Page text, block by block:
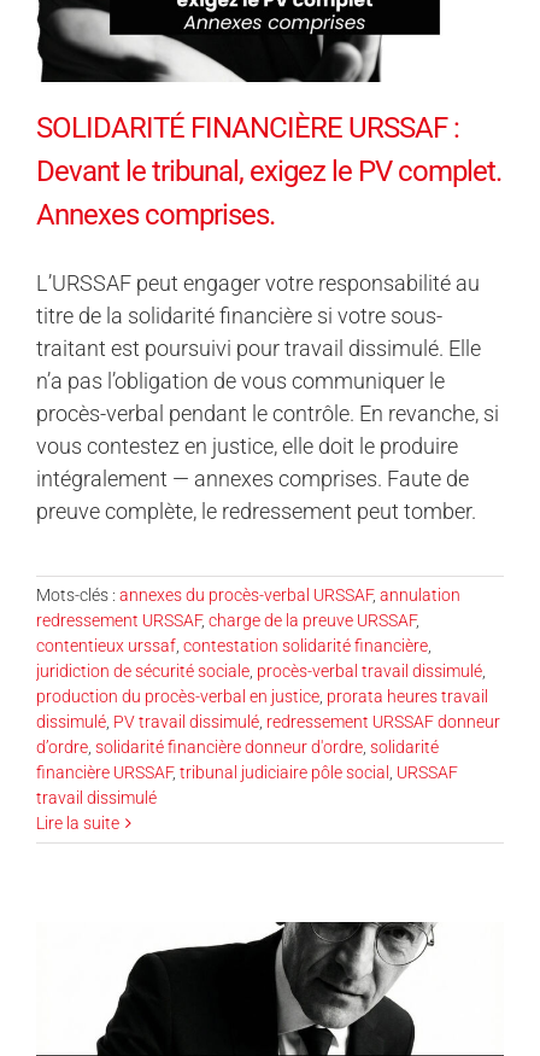
SOLIDARITÉ FINANCIÈRE URSSAF :
Devant le tribunal, exigez le PV complet.
Annexes comprises.
L’URSSAF peut engager votre responsabilité au
titre de la solidarité financière si votre sous-
traitant est poursuivi pour travail dissimulé. Elle
n’a pas l’obligation de vous communiquer le
procès-verbal pendant le contrôle. En revanche, si
vous contestez en justice, elle doit le produire
intégralement — annexes comprises. Faute de
preuve complète, le redressement peut tomber.
Mots-clés : annexes du procès-verbal URSSAF, annulation
redressement URSSAF, charge de la preuve URSSAF,
contentieux urssaf contestation solidarité financière
juridiction de sécurité sociale procès-verbal travail dissimulé
production du procès-verbal en justice prorata heures travail
dissimulé PV travail dissimulé redressement URSSAF donneur
d’ordre solidarité financière donneur d'ordre solidarité
financière URSSAF, tribunal judiciaire pôle social
URSSAF
travail dissimulé
Lire la suite